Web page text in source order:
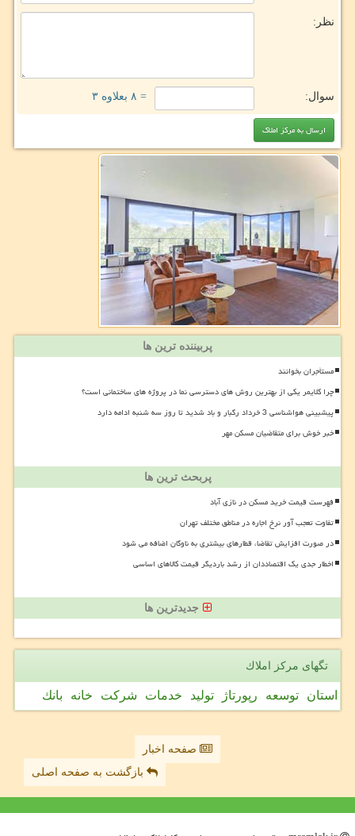
نظر:
سوال: = ۸ بعلاوه ۳
پربیننده ترین ها
مستأجران بخوانند
چرا کلایمر یکی از بهترین روش های دسترسی نما در پروژه های ساختمانی است؟
پیشبینی هواشناسی 3 خرداد رگبار و باد شدید تا روز سه شنبه ادامه دارد
خبر خوش برای متقاضیان مسکن مهر
پربحث ترین ها
فهرست قیمت خرید مسکن در نازی آباد
تفاوت تعجب آور نرخ اجاره در مناطق مختلف تهران
در صورت افزایش تقاضا، قطارهای بیشتری به ناوگان اضافه می شود
اخطار جدی یک اقتصاددان از رشد باردیگر قیمت کالاهای اساسی
جدیدترین ها
تگهای مركز املاك
استان توسعه رپورتاژ تولید خدمات شركت خانه بانك
صفحه اخبار
بازگشت به صفحه اصلی